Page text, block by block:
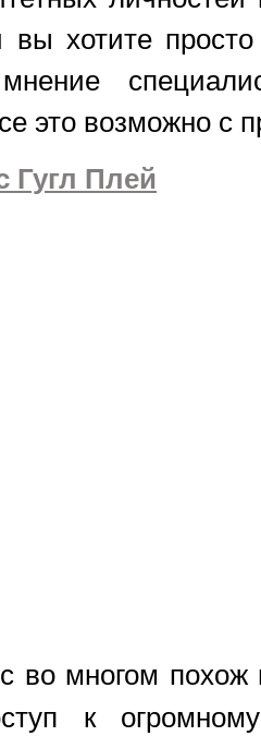
хотите
это возможно с
Гугл Плей
во многом
к